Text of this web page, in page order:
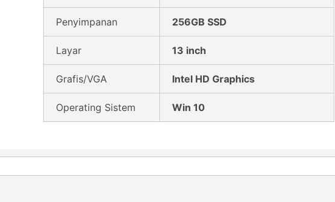
Penyimpanan 256GB SSD
Layar 13 inch
Grafis/VGA Intel HD Graphics
Operating Sistem Win 10